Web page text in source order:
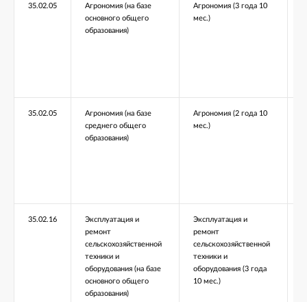
35.02.05
Агрономия (на базе
основного общего
образования)
Агрономия (3 года 10
мес.)
35.02.05
Агрономия (на базе
среднего общего
образования)
Агрономия (2 года 10
мес.)
35.02.16
Эксплуатация и
ремонт
сельскохозяйственной
техники и
оборудования (на базе
основного общего
образования)
Эксплуатация и
ремонт
сельскохозяйственной
техники и
оборудования (3 года
10 мес.)